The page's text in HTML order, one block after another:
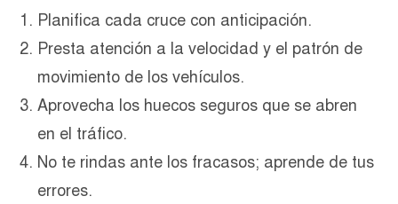
Planifica cada cruce con anticipación.
Presta atención a la velocidad y el patrón de
movimiento de los vehículos.
Aprovecha los huecos seguros que se abren
en el tráfico.
No te rindas ante los fracasos; aprende de tus
errores.